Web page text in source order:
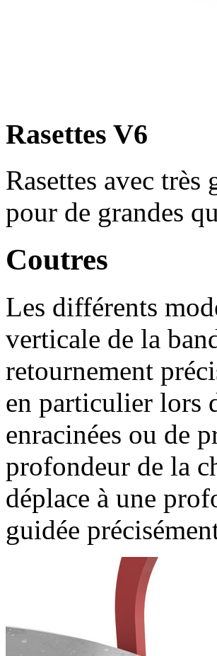
Rasettes V6
Rasettes avec
pour de grandes
Coutres
Les différents
verticale de la
retournement
en particulier lors
enracinées ou de
profondeur de la
déplace à une
guidée